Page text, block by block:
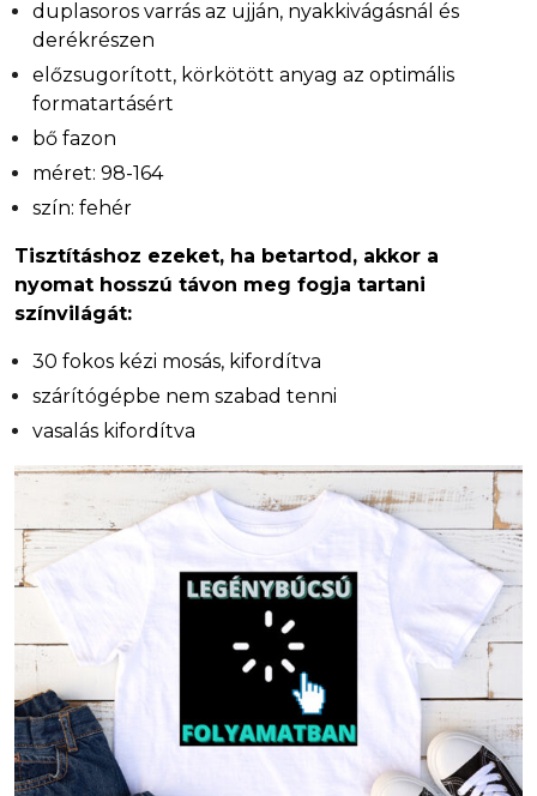
duplasoros varrás az ujján, nyakkivágásnál és
derékrészen
előzsugorított, körkötött anyag az optimális
formatartásért
bő fazon
méret: 98-164
szín: fehér
Tisztításhoz ezeket, ha betartod, akkor a
nyomat hosszú távon meg fogja tartani
színvilágát:
30 fokos kézi mosás, kifordítva
szárítógépbe nem szabad tenni
vasalás kifordítva